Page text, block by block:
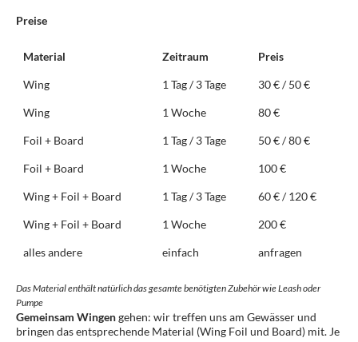
Preise
Material Zeitraum Preis
Wing 1 Tag / 3 Tage 30 € / 50 €
Wing 1 Woche 80 €
Foil + Board 1 Tag / 3 Tage 50 € / 80 €
Foil + Board 1 Woche 100 €
Wing + Foil + Board 1 Tag / 3 Tage 60 € / 120 €
Wing + Foil + Board 1 Woche 200 €
alles andere einfach anfragen
Das Material enthält natürlich das gesamte benötigten Zubehör wie Leash oder
Pumpe
Gemeinsam Wingengehen: wir treffen uns am Gewässer und
bringen das entsprechende Material (Wing Foil und Board) mit. Je